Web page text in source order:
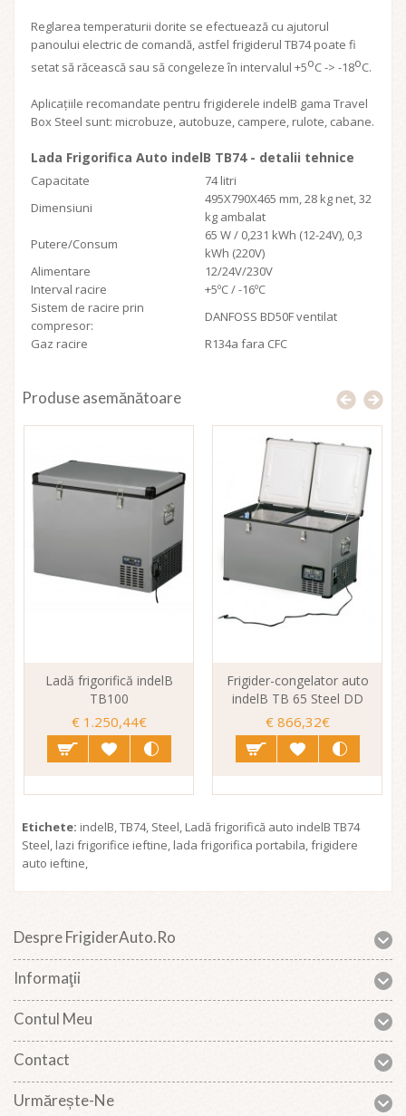
Reglarea temperaturii dorite se efectuează cu ajutorul
panoului electric de comandă, astfel frigiderul TB74 poate fi
setat să răcească sau să congeleze în intervalul +5oC -> -18oC.
Aplicațiile recomandate pentru frigiderele indelB gama Travel
Box Steel sunt: microbuze, autobuze, campere, rulote, cabane.
Lada Frigorifica Auto indelB TB74 - detalii tehnice
Capacitate
74 litri
Dimensiuni
495X790X465 mm, 28 kg net, 32
kg ambalat
Putere/Consum
65 W / 0,231 kWh (12-24V), 0,3
kWh (220V)
Alimentare
12/24V/230V
Interval racire
+5ºC / -16ºC
Sistem de racire prin
compresor:
DANFOSS BD50F ventilat
Gaz racire
R134a fara CFC
Produse asemănătoare
Ladă frigorifică indelB
TB100
€ 1.250,44€
Frigider-congelator auto
indelB TB 65 Steel DD
€ 866,32€
Etichete: indelB,TB74, Steel, Ladă frigorifică auto indelB TB74
Steel, lazi frigorifice ieftine, lada frigorifica portabila,frigidere
auto ieftine,
Despre FrigiderAuto.ro
Informaţii
Contul Meu
Contact
Urmărește-Ne